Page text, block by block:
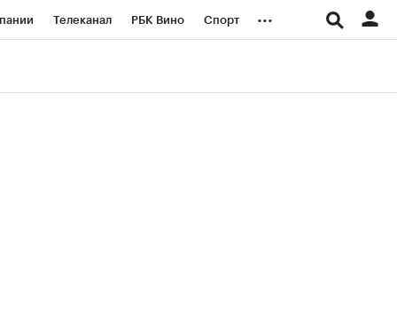
Телеканал РБК Вино Спорт ...